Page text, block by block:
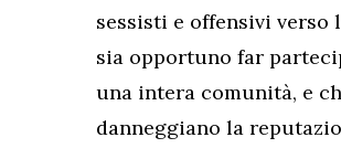
sessisti e offensivi verso
sia opportuno far
una intera comunità, e
danneggiano la